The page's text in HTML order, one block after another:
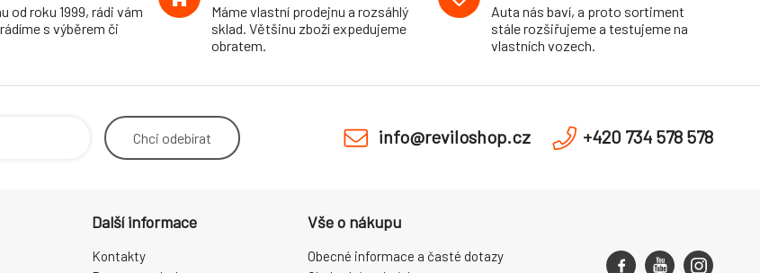
od roku 1999, rádi vám
s výběrem či
Máme vlastní prodejnu a rozsáhlý
sklad. Většinu zboží expedujeme
obratem.
Auta nás baví, a proto sortiment
stále rozšiřujeme a testujeme na
vlastních vozech.
Chci odebírat info@reviloshop.cz +420 734 578 578
Další informace
Kontakty
Vše o nákupu
Obecné informace a časté dotazy